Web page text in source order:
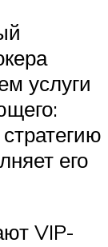
услуги
его
VIP-